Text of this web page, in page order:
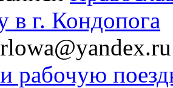
в г. Кондопога
рабочую